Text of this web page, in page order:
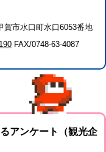
賀市水口町水口6053番地
FAX/0748-63-4087
アンケート（観光企